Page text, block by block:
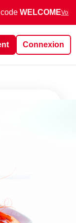
WELCOMEVoir
Connexion